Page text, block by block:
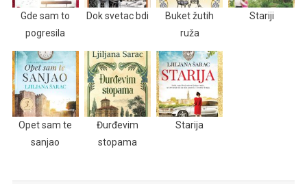
Gde sam to
pogresila
Dok svetac bdi
Buket žutih
ruža
Stariji
Opet sam te
sanjao
Đurđevim
stopama
Starija